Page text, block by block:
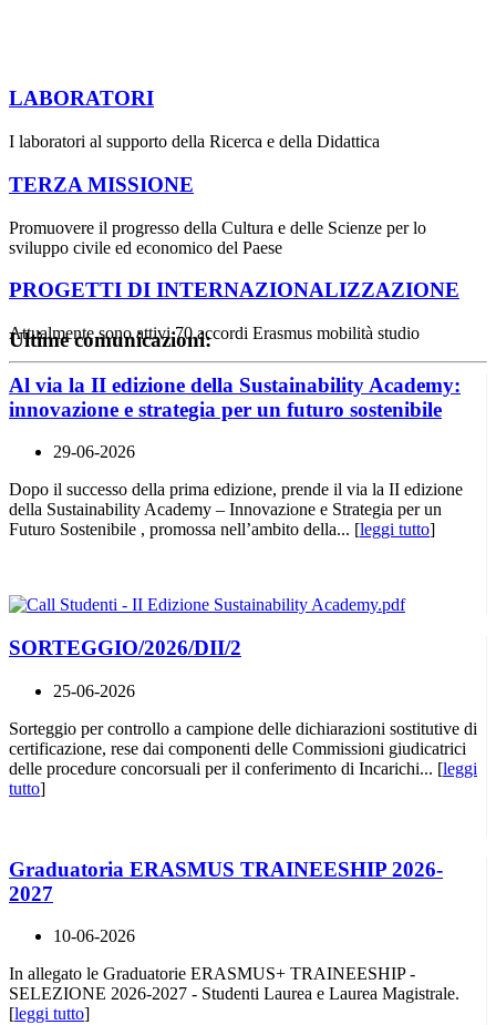
LABORATORI
I laboratori al supporto della Ricerca e della Didattica
TERZA MISSIONE
Promuovere il progresso della Cultura e delle Scienze per lo
sviluppo civile ed economico del Paese
PROGETTI DI INTERNAZIONALIZZAZIONE
Attualmente sono attivi 70 accordi Erasmus mobilità studio
Ultime comunicazioni:
Al via la II edizione della Sustainability Academy:
innovazione e strategia per un futuro sostenibile
29-06-2026
Dopo il successo della prima edizione, prende il via la II edizione
della Sustainability Academy – Innovazione e Strategia per un
Futuro Sostenibile , promossa nell’ambito della... [leggi tutto]
SORTEGGIO/2026/DII/2
25-06-2026
Sorteggio per controllo a campione delle dichiarazioni sostitutive di
certificazione, rese dai componenti delle Commissioni giudicatrici
delle procedure concorsuali per il conferimento di Incarichi... [leggi
tutto]
Graduatoria ERASMUS TRAINEESHIP 2026-
2027
10-06-2026
In allegato le Graduatorie ERASMUS+ TRAINEESHIP -
SELEZIONE 2026-2027 - Studenti Laurea e Laurea Magistrale.
[leggi tutto]